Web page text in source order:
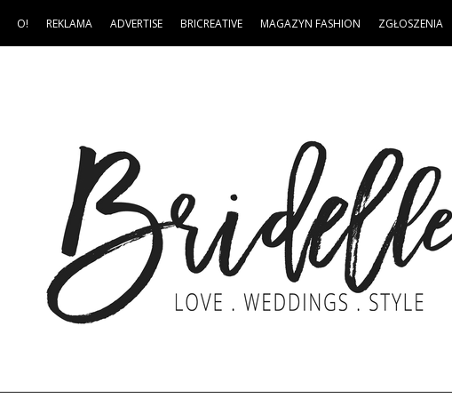
O! REKLAMA ADVERTISE BRICREATIVE MAGAZYN FASHION ZGŁOSZENIA